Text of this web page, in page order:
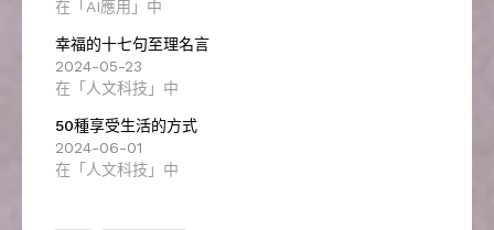
在「AI應用」中
幸福的十七句至理名言
2024-05-23
在「人文科技」中
50種享受生活的方式
2024-06-01
在「人文科技」中